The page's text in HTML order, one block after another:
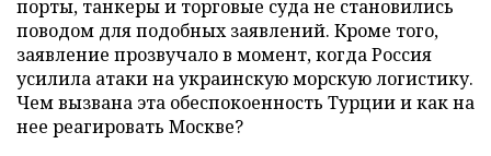
порты, танкеры и торговые суда не становились
поводом для подобных заявлений. Кроме того,
заявление прозвучало в момент, когда Россия
усилила атаки на украинскую морскую логистику.
Чем вызвана эта обеспокоенность Турции и как на
нее реагировать Москве?